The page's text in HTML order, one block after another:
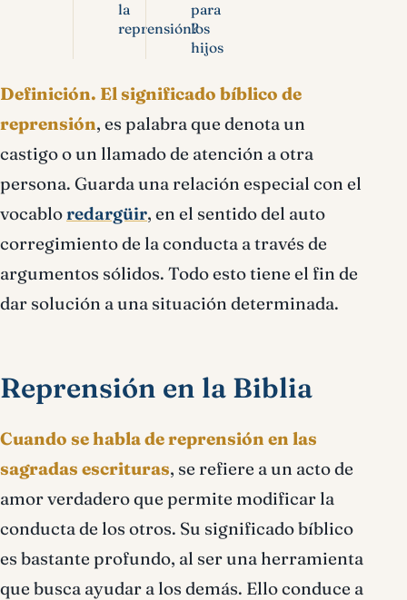
la
reprensión?
para
los
hijos
Definición. El significado bíblico de
reprensión, es palabra que denota un
castigo o un llamado de atención a otra
persona. Guarda una relación especial con el
vocabloredargüir, en el sentido del auto
corregimiento de la conducta a través de
argumentos sólidos. Todo esto tiene el fin de
dar solución a una situación determinada.
Reprensión en la Biblia
Cuando se habla de reprensión en las
sagradas escrituras, se refiere a un acto de
amor verdadero que permite modificar la
conducta de los otros. Su significado bíblico
es bastante profundo, al ser una herramienta
que busca ayudar a los demás. Ello conduce a